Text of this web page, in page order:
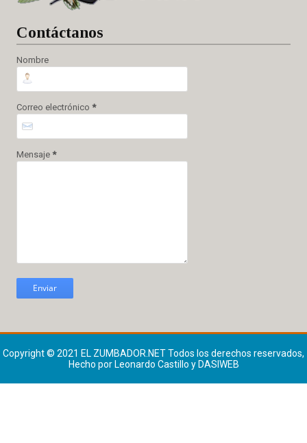
Contáctanos
Nombre
Correo electrónico *
Mensaje *
Copyright © 2021 EL ZUMBADOR.NETTodos los derechos reservados,
Hecho por Leonardo Castillo y DASIWEB